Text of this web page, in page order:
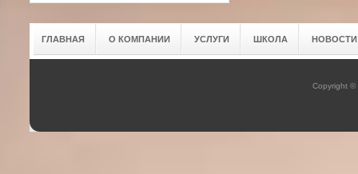
ГЛАВНАЯ О КОМПАНИИ УСЛУГИ ШКОЛА НОВОСТИ
Copyright